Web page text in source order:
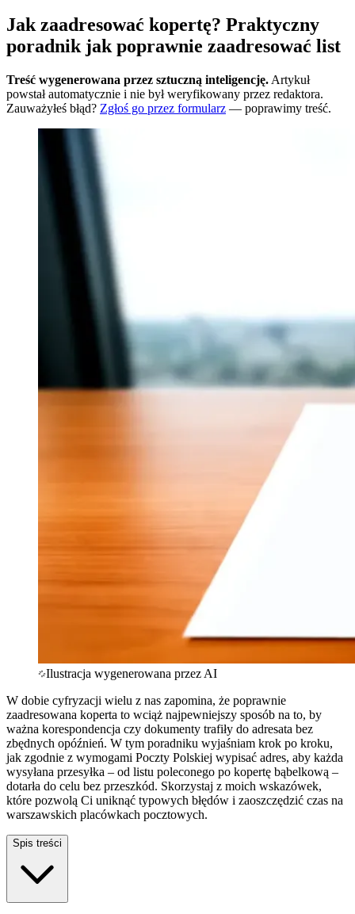
Jak zaadresować kopertę? Praktyczny
poradnik jak poprawnie zaadresować list
Treść wygenerowana przez sztuczną inteligencję. Artykuł
powstał automatycznie i nie był weryfikowany przez redaktora.
Zauważyłeś błąd? Zgłoś go przez formularz — poprawimy treść.
Ilustracja wygenerowana przez AI
W dobie cyfryzacji wielu z nas zapomina, że poprawnie
zaadresowana koperta to wciąż najpewniejszy sposób na to, by
ważna korespondencja czy dokumenty trafiły do adresata bez
zbędnych opóźnień. W tym poradniku wyjaśniam krok po kroku,
jak zgodnie z wymogami Poczty Polskiej wypisać adres, aby każda
wysyłana przesyłka – od listu poleconego po kopertę bąbelkową –
dotarła do celu bez przeszkód. Skorzystaj z moich wskazówek,
które pozwolą Ci uniknąć typowych błędów i zaoszczędzić czas na
warszawskich placówkach pocztowych.
Spis treści